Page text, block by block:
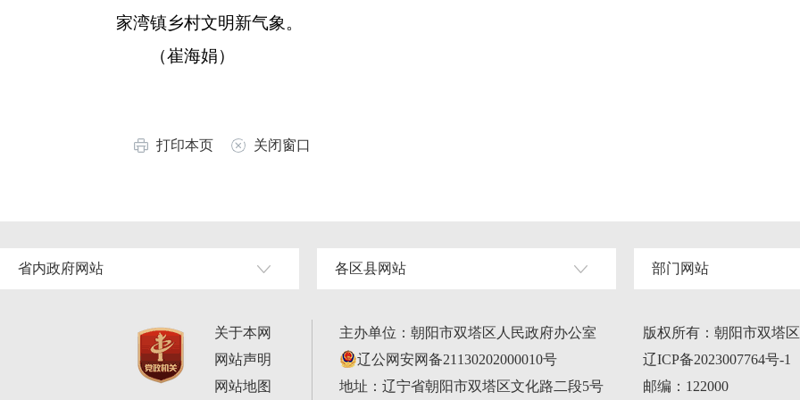
家湾镇乡村文明新气象。
（崔海娟）
打印本页 关闭窗口
省内政府网站 各区县网站 部门网站
关于本网
网站声明
网站地图
主办单位：朝阳市双塔区人民政府办公室
辽公网安网备21130202000010号
地址：辽宁省朝阳市双塔区文化路二段5号
版权所有：朝阳市双塔
辽ICP备2023007764号-1
邮编：122000